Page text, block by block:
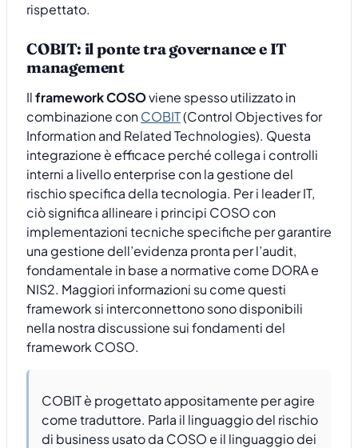
rispettato.
COBIT: il ponte tra governance e IT
management
Ilframework COSOviene spesso utilizzato in
combinazione conCOBIT(Control Objectives for
Information and Related Technologies). Questa
integrazione è efficace perché collega i controlli
interni a livello enterprise con la gestione del
rischio specifica della tecnologia. Per i leader IT,
ciò significa allineare i principi COSO con
implementazioni tecniche specifiche per garantire
una gestione dell’evidenza pronta per l’audit,
fondamentale in base a normative come DORA e
NIS2. Maggiori informazioni su come questi
framework si interconnettono sono disponibili
nella nostra discussione sui fondamenti del
framework COSO.
COBIT è progettato appositamente per agire
come traduttore. Parla il linguaggio del rischio
di business usato da COSO e il linguaggio dei